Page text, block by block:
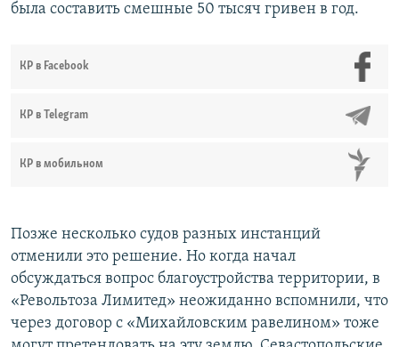
была составить смешные 50 тысяч гривен в год.
КР в Facebook
КР в Telegram
КР в мобильном
Позже несколько судов разных инстанций
отменили это решение. Но когда начал
обсуждаться вопрос благоустройства территории, в
«Револьтоза Лимитед» неожиданно вспомнили, что
через договор с «Михайловским равелином» тоже